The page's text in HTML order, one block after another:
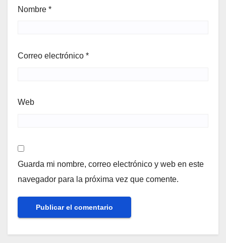
Nombre *
Correo electrónico *
Web
Guarda mi nombre, correo electrónico y web en este
navegador para la próxima vez que comente.